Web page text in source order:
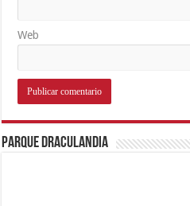
Web
Parque Draculandia